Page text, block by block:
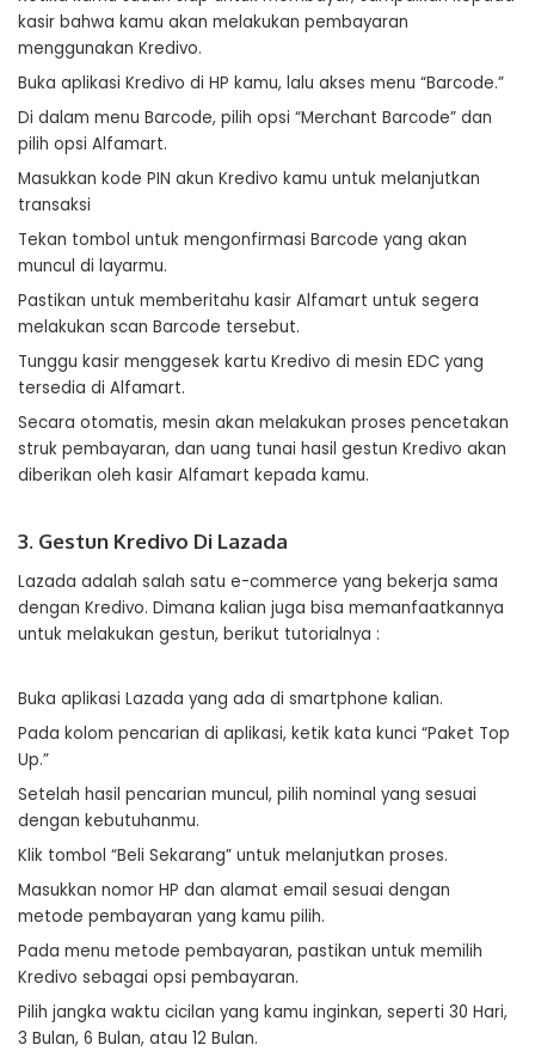
kasir bahwa kamu akan melakukan pembayaran
menggunakan Kredivo.
Buka aplikasi Kredivo di HP kamu, lalu akses menu “Barcode.”
Di dalam menu Barcode, pilih opsi “Merchant Barcode” dan
pilih opsi Alfamart.
Masukkan kode PIN akun Kredivo kamu untuk melanjutkan
transaksi
Tekan tombol untuk mengonfirmasi Barcode yang akan
muncul di layarmu.
Pastikan untuk memberitahu kasir Alfamart untuk segera
melakukan scan Barcode tersebut.
Tunggu kasir menggesek kartu Kredivo di mesin EDC yang
tersedia di Alfamart.
Secara otomatis, mesin akan melakukan proses pencetakan
struk pembayaran, dan uang tunai hasil gestun Kredivo akan
diberikan oleh kasir Alfamart kepada kamu.
3. Gestun Kredivo Di Lazada
Lazada adalah salah satu e-commerce yang bekerja sama
dengan Kredivo. Dimana kalian juga bisa memanfaatkannya
untuk melakukan gestun, berikut tutorialnya :
Buka aplikasi Lazada yang ada di smartphone kalian.
Pada kolom pencarian di aplikasi, ketik kata kunci “Paket Top
Up.”
Setelah hasil pencarian muncul, pilih nominal yang sesuai
dengan kebutuhanmu.
Klik tombol “Beli Sekarang” untuk melanjutkan proses.
Masukkan nomor HP dan alamat email sesuai dengan
metode pembayaran yang kamu pilih.
Pada menu metode pembayaran, pastikan untuk memilih
Kredivo sebagai opsi pembayaran.
Pilih jangka waktu cicilan yang kamu inginkan, seperti 30 Hari,
3 Bulan, 6 Bulan, atau 12 Bulan.